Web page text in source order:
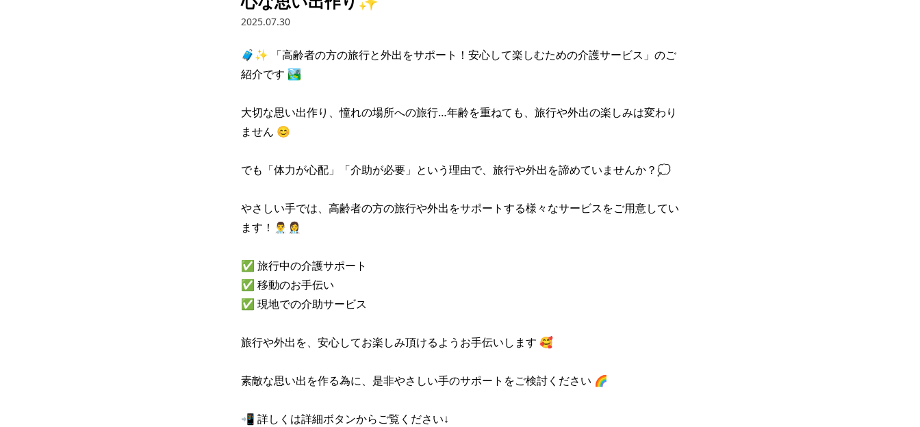
2025.07.30
🧳✨ 「高齢者の方の旅行と外出をサポート！安心して楽しむための介護サービス」のご
紹介です 🏞️
大切な思い出作り、憧れの場所への旅行…年齢を重ねても、旅行や外出の楽しみは変わり
ません 😊
でも「体力が心配」「介助が必要」という理由で、旅行や外出を諦めていませんか？💭
やさしい手では、高齢者の方の旅行や外出をサポートする様々なサービスをご用意してい
ます！👨‍⚕️👩‍⚕️
✅ 旅行中の介護サポート
✅ 移動のお手伝い
✅ 現地での介助サービス
旅行や外出を、安心してお楽しみ頂けるようお手伝いします 🥰
素敵な思い出を作る為に、是非やさしい手のサポートをご検討ください 🌈
📲 詳しくは詳細ボタンからご覧ください↓